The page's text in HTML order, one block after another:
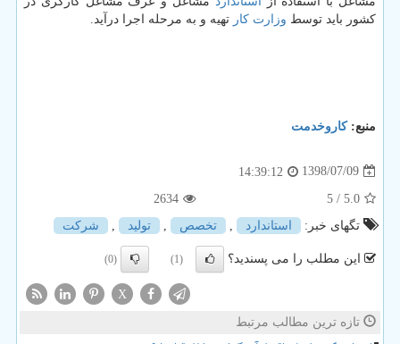
كشور باید توسط وزارت كار تهیه و به مرحله اجرا درآید.
منبع:كاروخدمت
1398/07/09
14:39:12
5.0
/ 5
2634
تگهای خبر:
استاندارد , تخصص , تولید , شركت
این مطلب را می پسندید؟ (1)
(0)
X
تازه ترین مطالب مرتبط